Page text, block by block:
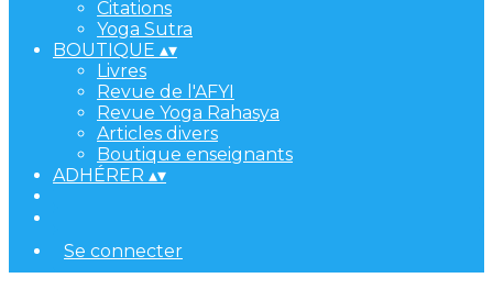
Citations
Yoga Sutra
BOUTIQUE ▴▾
Livres
Revue de l'AFYI
Revue Yoga Rahasya
Articles divers
Boutique enseignants
ADHÉRER ▴▾
Se connecter